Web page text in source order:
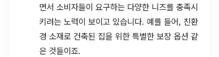
면서 소비자들이 요구하는 다양한 니즈를 충족시
키려는 노력이 보이고 있습니다. 예를 들어, 친환
경 소재로 건축된 집을 위한 특별한 보장 옵션 같
은 것들이죠.